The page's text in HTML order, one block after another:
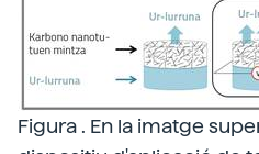
Figura . En la imatge